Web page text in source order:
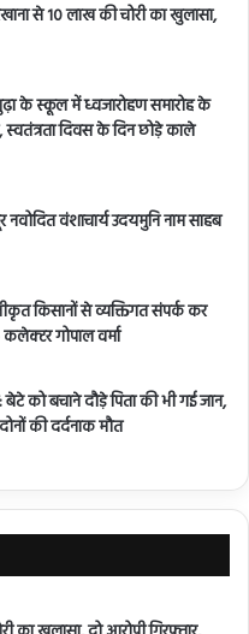
से 10 लाख की चोरी का खुलासा,
के स्कूल में ध्वजारोहण समारोह के
स्वतंत्रता दिवस के दिन छोड़े काले
वंशाचार्य उदयमुनि नाम साहब
किसानों से व्यक्तिगत संपर्क कर
गोपाल वर्मा
को बचाने दौड़े पिता की भी गई जान,
की दर्दनाक मौत